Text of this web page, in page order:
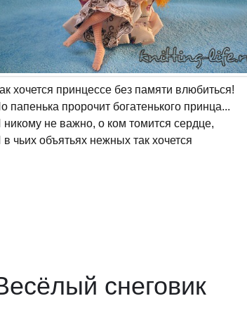
хочется принцессе без памяти влюбиться!
папенька пророчит богатенького принца...
никому не важно, о ком томится сердце,
в чьих объятьях нежных так хочется
снеговик